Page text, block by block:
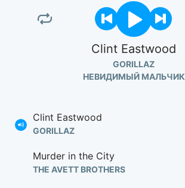
Clint Eastwood
GORILLAZ
НЕВИДИМЫЙ МАЛЬЧИК
Clint Eastwood
GORILLAZ
Murder in the City
THE AVETT BROTHERS